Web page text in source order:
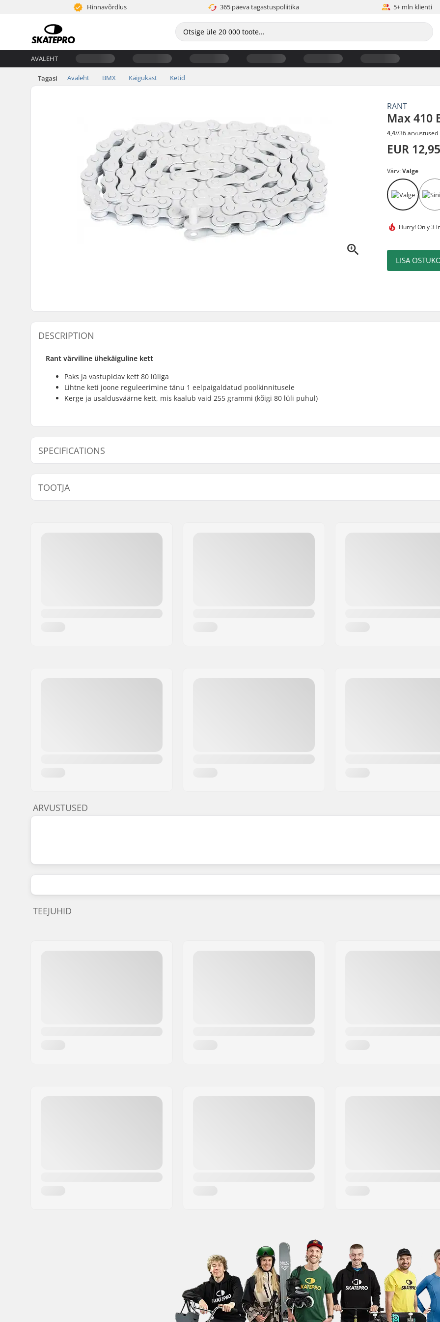
Hinnavõrdlus 365 päeva tagastuspoliitika 5+ mln klienti
AVALEHT
Tagasi Avaleht BMX Käigukast Ketid
RANT
Max 410
4,4//36 arvustused
EUR
Värv:Valge
Hurry!Only 3
LISA
DESCRIPTION
Rant värviline ühekäiguline kett
Paks ja vastupidav kett 80 lüliga
Lihtne keti joone reguleerimine tänu 1 eelpaigaldatud poolkinnitusele
Kerge ja usaldusväärne kett, mis kaalub vaid 255 grammi (kõigi 80 lüli puhul)
SPECIFICATIONS
Keti tüüp:
Single speed
Kettalülide arv:
Kaal:
TOOTJA
ARVUSTUSED
TEEJUHID